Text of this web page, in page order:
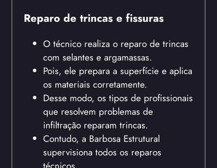
Reparo de trincas e fissuras
O técnico realiza o reparo de trincas
com selantes e argamassas.
Pois, ele prepara a superfície e aplica
os materiais corretamente.
Desse modo, os tipos de profissionais
que resolvem problemas de
infiltração reparam trincas.
Contudo, a Barbosa Estrutural
supervisiona todos os reparos